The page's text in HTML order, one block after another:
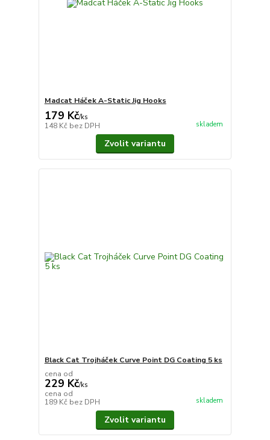
Madcat Háček A-Static Jig Hooks
179 Kč/ks
148 Kč bez DPH skladem
Zvolit variantu
Black Cat Trojháček Curve Point DG Coating 5 ks
cena od
229 Kč/ks
cena od
189 Kč bez DPH skladem
Zvolit variantu